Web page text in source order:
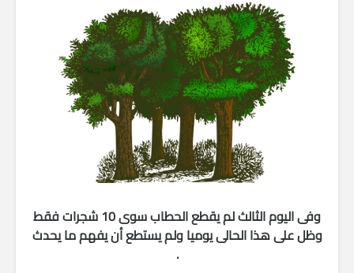
وفى اليوم الثالث لم يقطع الحطاب سوى 10 شجرات فقط
وظل على هذا الحالى يوميا ولم يستطع أن يفهم ما يحدث
.